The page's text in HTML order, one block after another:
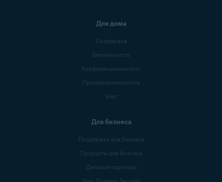
Для дома
Поддержка
Безопасность
Конфиденциальность
Производительность
Блог
Для бизнеса
Поддержка для бизнеса
Продукты для бизнеса
Деловые партнеры